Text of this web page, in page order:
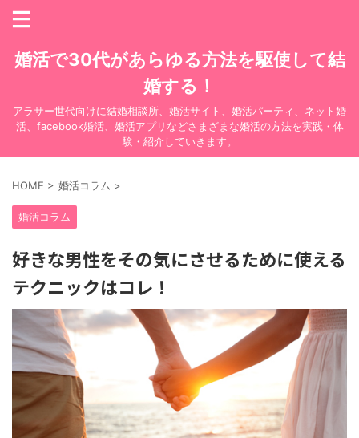
婚活で30代があらゆる方法を駆使して結
婚する！
アラサー世代向けに結婚相談所、婚活サイト、婚活パーティ、ネット婚
活、facebook婚活、婚活アプリなどさまざまな婚活の方法を実践・体
験・紹介していきます。
HOME > 婚活コラム >
婚活コラム
好きな男性をその気にさせるために使える
テクニックはコレ！